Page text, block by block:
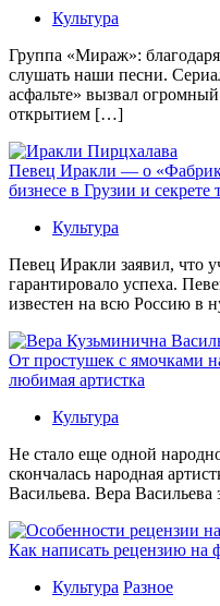
Культура
Группа «Мираж»:
слушать наши песни.
асфальте» вызвал
открытием […]
Певец Иракли — о
бизнесе в Грузии и
Культура
Певец Иракли заявил, что
гарантировало успеха.
известен на всю Россию
От простушек с ямочками
любимая артистка
Культура
Не стало еще одной
скончалась народная
Васильева. Вера
Как написать рецензию на
Культура Разное